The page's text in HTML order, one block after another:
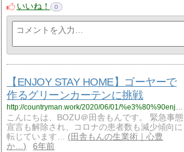
いいね！
0
【ENJOY STAY HOME】ゴーヤーで
作るグリーンカーテンに挑戦
http://countryman.work/2020/06/01/%e3%80%90enjoy-stay-home%e3%80%91%e3%82%b4%e3%83%bc%e3%83%a4%e3%81%a7%e4%bd%9c%e3%82%8b%e3%82%b0%e3%83%aa%e3%83%bc%e3%83%b3%e3%82%ab%e3%83%bc%e3%83%86%e3%83%b3%e3%81%ab%e6%8c%91%e6%88%a6/?utm_source=rss&utm_medium=rss&utm_campaign=%25e3%2580%2590enjoy-stay-home%25e3%2580%2591%25e3%2582%25b4%25e3%2583%25bc%25e3%2583%25a4%25e3%2581%25a7%25e4%25bd%259c%25e3%2582%258b%25e3%2582%25b0%25e3%2583%25aa%25e3%2583%25bc%25e3%2583%25b3%25e3%2582%25ab%25e3%2583%25bc%25e3%2583%2586%25e3%2583%25b3%25e3%2581%25ab%25e6%258c%2591%25e6%2588%25a6
こんにちは、BOZU＠田舎もんです。 緊急事態
宣言も解除され、コロナの患者数も減少傾向に
転じています…
田舎もんの生業術｜心豊
か…
6年前